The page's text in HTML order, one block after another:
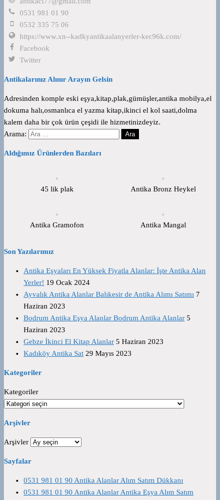
0531 981 01 90
0532 335 75 06
https://www.xn--kadkyantikaalanyerler-kec96k.com/
Facebook
Twitter
Antikalarınız Alınır Arayın Gelsin
Adresinden komple eski eşya,kitap,plak,gümüşler,antika mobilya,el
dokuma halı,osmanlıca el yazma kitap,ikinci el kol saati,dolma
kalem daha bir çok ürün çeşidi ile hizmetinizdeyiz.
Arama:
Aldığımız Ürünlerden Bazıları
45 lik plak Antika Bronz Heykel
Antika Gramofon Antika Mangal
Son Yazılarımız
Antika Eşyaları En Yüksek Fiyatla Alanlar: İşte Antika Alan
Yerler! 19 Ocak 2024
Ayvalık Antika Alanlar Balıkesir de Antika Alımı Satımı 7
Haziran 2023
Bodrum Antika Eşya Alanlar Bodrum Antika Alanlar 5
Haziran 2023
Gebze İkinci El Kitap Alanlar 5 Haziran 2023
Kadıköy Antika Sat 29 Mayıs 2023
Kategoriler
Kategoriler
Arşivler
Arşivler
Sayfalar
0531 981 01 90 Antika Alanlar Alım Satım Dükkanı
0531 981 01 90 Antika Alanlar Antika Eşya Alım Satım